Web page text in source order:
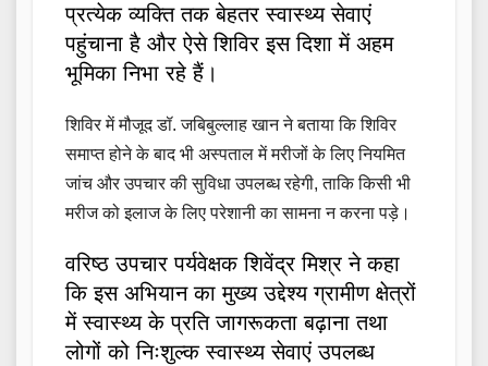
प्रत्येक व्यक्ति तक बेहतर स्वास्थ्य सेवाएं
पहुंचाना है और ऐसे शिविर इस दिशा में अहम
भूमिका निभा रहे हैं।
शिविर में मौजूद डॉ. जबिबुल्लाह खान ने बताया कि शिविर
समाप्त होने के बाद भी अस्पताल में मरीजों के लिए नियमित
जांच और उपचार की सुविधा उपलब्ध रहेगी, ताकि किसी भी
मरीज को इलाज के लिए परेशानी का सामना न करना पड़े।
वरिष्ठ उपचार पर्यवेक्षक शिवेंद्र मिश्र ने कहा
कि इस अभियान का मुख्य उद्देश्य ग्रामीण क्षेत्रों
में स्वास्थ्य के प्रति जागरूकता बढ़ाना तथा
लोगों को निःशुल्क स्वास्थ्य सेवाएं उपलब्ध